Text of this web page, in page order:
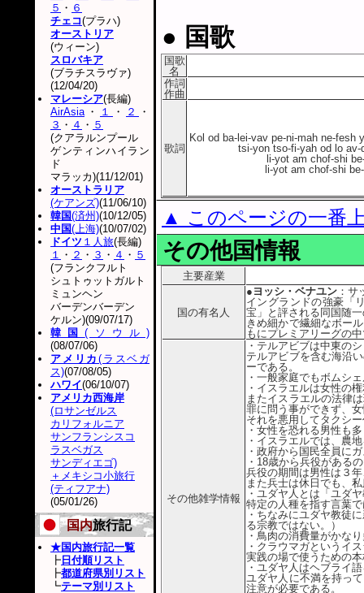
● 国歌
国歌
名
作詞
作曲
歌詞
Kol od ba-lei-vav pe-ni-mah ne-fesh
tsi-yon tso-fi-yah od lo
li-yot am chof-shi
li-yot am chof-shi
▲ このページの一番
その他国情報
主要産業
国の有名人
●ヨッシ・ベナユン ：サ
イングランドの強豪「
宝」と評される同国随
きめ細かで繊細なボー
もにプレミアリーグの
その他雑学情報
・テルアビブは中東の
テルアビブを含む海沿
ーである。
・一般家庭でもボムシ
・イスラエルは女性の
またイスラエルの法律
罪に問う事ができず、
それを悪用してタクシ
・女性を恐れる男性も
・イスラエルでは、農
・政府から国民全員に
・18歳から兵役がある
兵役の期間は男性は３
また兵士は休日でも、
・ユダヤ人とは「ユダ
特定の人種を指す言葉
・ちなみにユダヤ教徒
る宗教ではない。）
・鳥肉の消費量がかな
・クラウマガというイ
実践の場で使うための
・ユダヤ人はヘブライ
ユダヤ人に不満を持っ
注意が必要である。
５ ・ ６
チェコ(プラハ)
オーストリア
(ウィーン)
スロバキア
(ブラチスラヴァ)
(12/04/20)
マレーシア(長編)
AirAsia・ １ ・ ２
・
３ ・ ４ ・ ５
(クアラルンプール
ゲンティンハイラン
ド
マラッカ)(11/12/01)
オーストラリア
(ケアンズ)(11/06/10)
韓国(済州)(10/12/05)
中国(上海)(10/07/02)
ドイツ １人旅(長編)
１ ・ ２ ・ ３ ・ ４ ・ ５
(フランクフルト
シュトゥットガルト
ミュンヘン
バーデンバーデン
ケルン)(09/07/17)
韓国(ソウル)
(08/07/06)
アメリカ (ラスベガ
ス)(07/08/05)
ハワイ(06/10/07)
アメリカ西海岸
(ロサンゼルス
カリフォルニア
サンフランシスコ
ラスベガス
サンディエゴ)
＋メキシコ小旅行
(ティフアナ)
(05/01/26)
国内旅行記
★国内旅行記一覧
┣ 日付順リスト
┣都道府県別リスト
┗テーマ別リスト